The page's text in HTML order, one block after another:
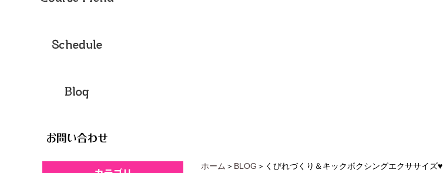
ホーム ＞ BLOG ＞くびれづくり＆キックボクシングエクササイズ♥